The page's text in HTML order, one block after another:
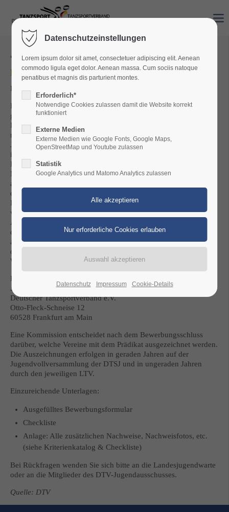
Jugendschutz
DTV-Jugendschutzprädikat
Das Jugendschutzprädikat geht in die nächste Runde!
Kinder- und Jugendschutz wird im Deutschen Tanzsportverband
groß geschrieben. Der DTV-Jugendausschuss hat es sich auf die
Fahne geschrieben, verstärkt auf das Thema aufmerksam zu
machen. Aus diesem Grund haben sich die Jugendsprecher,
Jugendwarte und Jugendschutzbeauftragte in den letzten Jahren
intensiv mit dem Kinder- und Jugendschutz befasst und das
Konzept des Jugendschutzprädikats entwickelt.
Mit dem Jugendschutzprädikat werden in Zukunft Vereine
ausgezeichnet, die sich besonders und in vorbildlicher Weise um
den Kinder- und Jugendschutz verdient gemacht haben. Das
Prädikat wird für einen Zeitraum von zwei Jahren verliehen. Die
verliehene Plakette signalisiert Vereinsmitgliedern sowie
Außenstehenden, dass das Thema Kinder- und Jugendschutz in
diesem Verein sowohl ernst genommen wird, als auch diesem
aktiv nachgegangen wird. Das Prädikat kann das Engagement
des Vereins in die Öffentlichkeit tragen und somit für
Werbezwecke genutzt werden.
Die Bewerbungen sind grundsätzlich bis zum
Jahres
an die DTV-Geschäftsstelle zu senden:
Deutscher Tanzsportverband e.V.
Otto-Fleck-Schneise 12
60528 Frankfurt am Main
Eine Kommission entscheidet nach dem Bewerbungsschluss
darüber, welche Vereine mit dem Prädikat ausgezeichnet werden.
Die Auszeichnungen erfolgen in geraden Jahren auf der
Jugendvollversammlung der DTSJ und in ungeraden Jahren
durch den jeweiligen LTV.
Einzureichende Unterlagen:
Ausgefülltes Bewerbungsformular
Checkliste
Anlage: Alle zusätzlichen Nachweise, Nachweisfotos, etc.
(siehe Kriterienkatalog & Checkliste)
Bei Rückfragen wenden Sie sich bitte an die Landesjugendwarte
oder an die Mitglieder des DTV-Jugendausschusses.
Quelle: DTV
Datenschutzeinstellungen
Lorem ipsum dolor sit amet, consectetuer adipiscing elit. Aenean
commodo ligula eget dolor. Aenean massa. Cum sociis natoque
penatibus et magnis dis parturient montes.
Erforderlich*
Notwendige Cookies zulassen damit die Website korrekt
funktioniert
Externe Medien
Externe Medien wie Google Fonts, Google Maps,
OpenStreetMap und Youtube zulassen
Statistik
Google Analytics und Matomo Analytics zulassen
Datenschutz Impressum Cookie-Details